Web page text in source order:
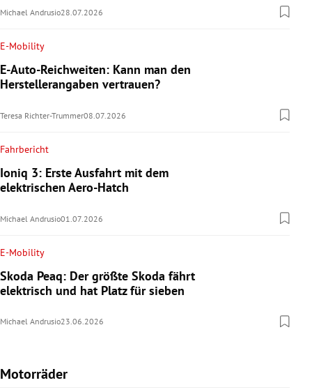
Michael Andrusio28.07.2026
E-Mobility
E-Auto-Reichweiten: Kann man den
Herstellerangaben vertrauen?
Teresa Richter-Trummer08.07.2026
Fahrbericht
Ioniq 3: Erste Ausfahrt mit dem
elektrischen Aero-Hatch
Michael Andrusio01.07.2026
E-Mobility
Skoda Peaq: Der größte Skoda fährt
elektrisch und hat Platz für sieben
Michael Andrusio23.06.2026
Motorräder